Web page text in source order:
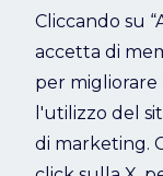
Cliccando su
accetta di
per migliorare
l'utilizzo del
di marketing.